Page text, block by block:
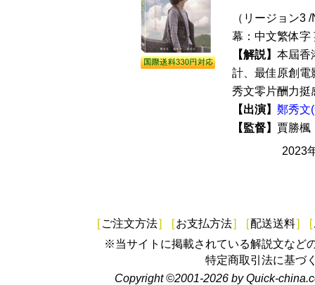
（リージョン3
幕：中文繁体字
【解説】 本屆香
計、最佳原創電
秀文零片酬力挺
【出演】 鄭秀文
【監督】 賈勝
2023
[ ご注文方法] [お支払方法] [配送送料] [
※当サイトに掲載されている解説文など
特定商取引法に基づ
Copyright ©2001-2026 by Quick-